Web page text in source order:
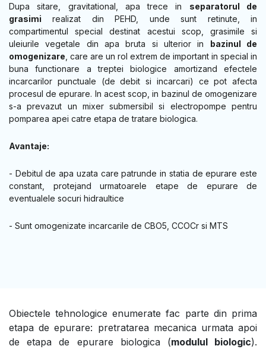
Dupa sitare, gravitational, apa trece in separatorul de
grasimi realizat din PEHD, unde sunt retinute, in
compartimentul special destinat acestui scop, grasimile si
uleiurile vegetale din apa bruta si ulterior in bazinul de
omogenizare , care are un rol extrem de important in special in
buna functionare a treptei biologice amortizand efectele
incarcarilor punctuale (de debit si incarcari) ce pot afecta
procesul de epurare. In acest scop, in bazinul de omogenizare
s-a prevazut un mixer submersibil si electropompe pentru
pomparea apei catre etapa de tratare biologica.
Avantaje:
- Debitul de apa uzata care patrunde in statia de epurare este
constant, protejand urmatoarele etape de epurare de
eventualele socuri hidraultice
- Sunt omogenizate incarcarile de CBO5, CCOCr si MTS
Obiectele tehnologice enumerate fac parte din prima
etapa de epurare: pretratarea mecanica urmata apoi
de etapa de epurare biologica (modulul biologic).